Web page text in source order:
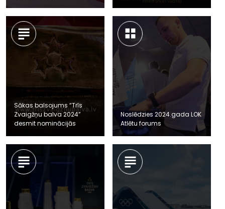
Sākas balsojums “Trīs
Zvaigžņu balva 2024”
desmit nominācijās
Noslēdzies 2024.gada LOK
Atlētu forums